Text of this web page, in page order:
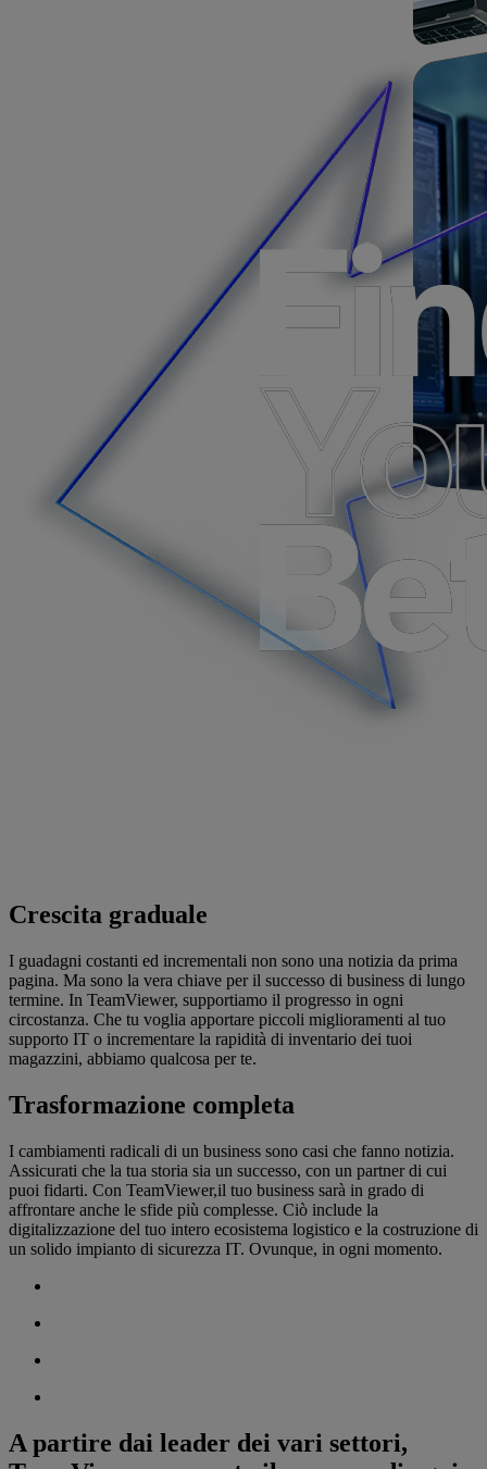
Crescita graduale
I guadagni costanti ed incrementali non sono una notizia da prima
pagina. Ma sono la vera chiave per il successo di business di lungo
termine. In TeamViewer, supportiamo il progresso in ogni
circostanza. Che tu voglia apportare piccoli miglioramenti al tuo
supporto IT o incrementare la rapidità di inventario dei tuoi
magazzini, abbiamo qualcosa per te.
Trasformazione completa
I cambiamenti radicali di un business sono casi che fanno notizia.
Assicurati che la tua storia sia un successo, con un partner di cui
puoi fidarti. Con TeamViewer,il tuo business sarà in grado di
affrontare anche le sfide più complesse. Ciò include la
digitalizzazione del tuo intero ecosistema logistico e la costruzione di
un solido impianto di sicurezza IT. Ovunque, in ogni momento.
A partire dai leader dei vari settori,